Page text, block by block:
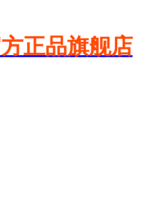
正品旗舰店